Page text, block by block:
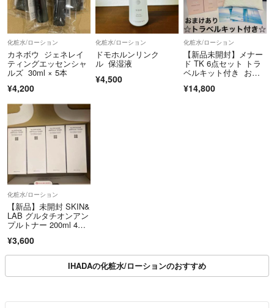
化粧水/ローション
カネボウ ジェネレイ
ティングエッセンシャ
ルズ 30ml × 5本
¥4,200
化粧水/ローション
ドモホルンリンク
ル 保湿液
¥4,500
化粧水/ローション
【新品未開封】メナー
ド TK 6点セット トラ
ベルキット付き おま
ル 新発売
¥14,800
化粧水/ローション
【新品】未開封 SKIN&
LAB グルタチオンアン
プルトナー 200ml 4本
ラブ
¥3,600
IHADAの化粧水/ローションのおすすめ